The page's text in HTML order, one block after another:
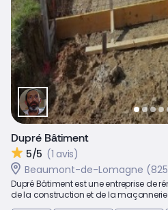
Dupré Bâtiment
5/5 (1 avis)
Beaumont-de-Lomagne
Dupré Bâtiment est une entreprise de
de la construction et de la